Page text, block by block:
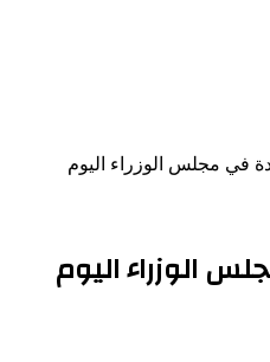
في مجلس الوزراء اليوم
الوزراء اليوم